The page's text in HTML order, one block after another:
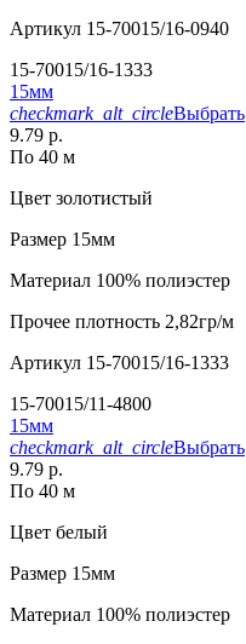
Артикул 15-70015/16-0940
15-70015/16-1333
15мм
checkmark_alt_circleВыбрать
9.79 р.
По 40 м
Цвет золотистый
Размер 15мм
Материал 100% полиэстер
Прочее плотность 2,82гр/м
Артикул 15-70015/16-1333
15-70015/11-4800
15мм
checkmark_alt_circleВыбрать
9.79 р.
По 40 м
Цвет белый
Размер 15мм
Материал 100% полиэстер